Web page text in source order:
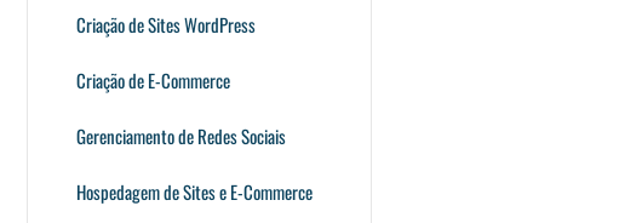
Criação de Sites WordPress
Criação de E-Commerce
Gerenciamento de Redes Sociais
Hospedagem de Sites e E-Commerce